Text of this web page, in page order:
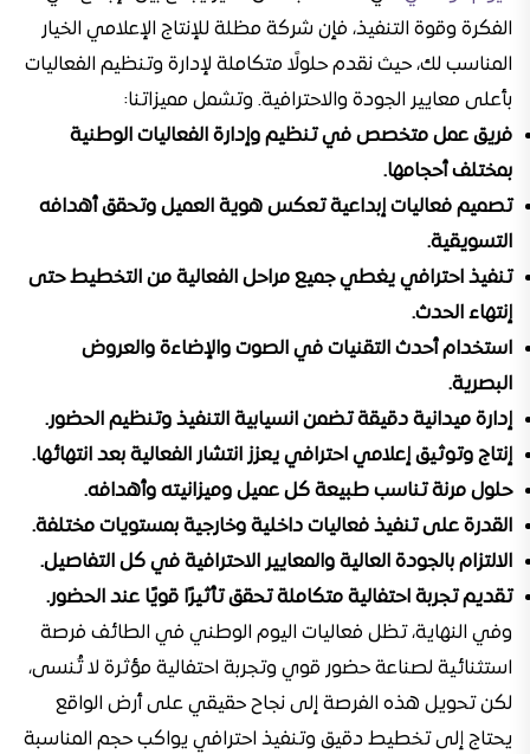
الفكرة وقوة التنفيذ، فإن شركة مظلة للإنتاج الإعلامي الخيار
المناسب لك، حيث نقدم حلولًا متكاملة لإدارة وتنظيم الفعاليات
بأعلى معايير الجودة والاحترافية. وتشمل مميزاتنا:
فريق عمل متخصص في تنظيم وإدارة الفعاليات الوطنية
بمختلف أحجامها.
تصميم فعاليات إبداعية تعكس هوية العميل وتحقق أهدافه
التسويقية.
تنفيذ احترافي يغطي جميع مراحل الفعالية من التخطيط حتى
إنتهاء الحدث.
استخدام أحدث التقنيات في الصوت والإضاءة والعروض
البصرية.
إدارة ميدانية دقيقة تضمن انسيابية التنفيذ وتنظيم الحضور.
إنتاج وتوثيق إعلامي احترافي يعزز انتشار الفعالية بعد انتهائها.
حلول مرنة تناسب طبيعة كل عميل وميزانيته وأهدافه.
القدرة على تنفيذ فعاليات داخلية وخارجية بمستويات مختلفة.
الالتزام بالجودة العالية والمعايير الاحترافية في كل التفاصيل.
تقديم تجربة احتفالية متكاملة تحقق تأثيرًا قويًا عند الحضور.
وفي النهاية، تظل فعاليات اليوم الوطني في الطائف فرصة
استثنائية لصناعة حضور قوي وتجربة احتفالية مؤثرة لا تُنسى،
لكن تحويل هذه الفرصة إلى نجاح حقيقي على أرض الواقع
يحتاج إلى تخطيط دقيق وتنفيذ احترافي يواكب حجم المناسبة